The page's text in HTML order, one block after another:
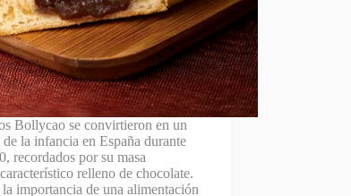
Bollycao se convirtieron en un
la infancia en España durante
recordados por su masa
relleno de chocolate.
importancia de una alimentación